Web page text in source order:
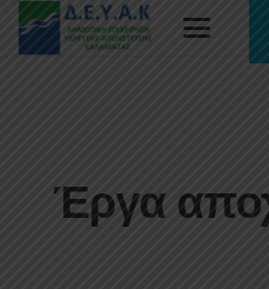
Έργα